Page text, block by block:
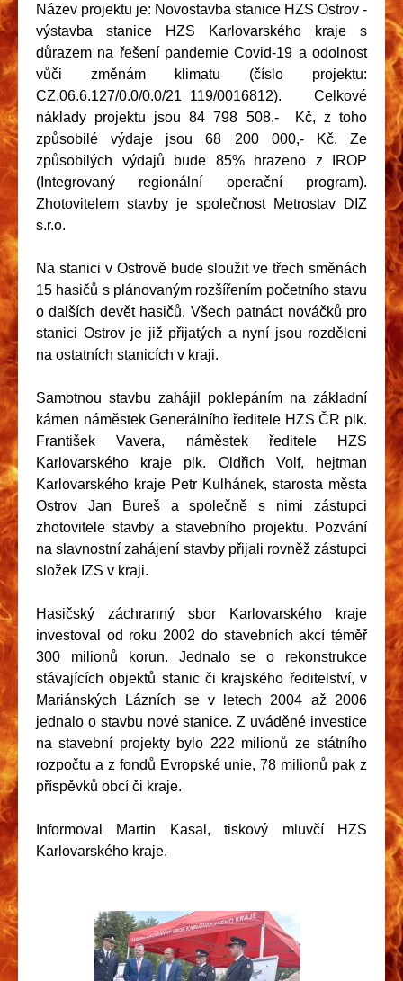
Název projektu je: Novostavba stanice HZS Ostrov -
výstavba stanice HZS Karlovarského kraje s
důrazem na řešení pandemie Covid-19 a odolnost
vůči změnám klimatu (číslo projektu:
CZ.06.6.127/0.0/0.0/21_119/0016812). Celkové
náklady projektu jsou 84 798 508,- Kč, z toho
způsobilé výdaje jsou 68 200 000,- Kč. Ze
způsobilých výdajů bude 85% hrazeno z IROP
(Integrovaný regionální operační program).
Zhotovitelem stavby je společnost Metrostav DIZ
s.r.o.
Na stanici v Ostrově bude sloužit ve třech směnách
15 hasičů s plánovaným rozšířením početního stavu
o dalších devět hasičů. Všech patnáct nováčků pro
stanici Ostrov je již přijatých a nyní jsou rozděleni
na ostatních stanicích v kraji.
Samotnou stavbu zahájil poklepáním na základní
kámen náměstek Generálního ředitele HZS ČR plk.
František Vavera, náměstek ředitele HZS
Karlovarského kraje plk. Oldřich Volf, hejtman
Karlovarského kraje Petr Kulhánek, starosta města
Ostrov Jan Bureš a společně s nimi zástupci
zhotovitele stavby a stavebního projektu. Pozvání
na slavnostní zahájení stavby přijali rovněž zástupci
složek IZS v kraji.
Hasičský záchranný sbor Karlovarského kraje
investoval od roku 2002 do stavebních akcí téměř
300 milionů korun. Jednalo se o rekonstrukce
stávajících objektů stanic či krajského ředitelství, v
Mariánských Lázních se v letech 2004 až 2006
jednalo o stavbu nové stanice. Z uváděné investice
na stavební projekty bylo 222 milionů ze státního
rozpočtu a z fondů Evropské unie, 78 milionů pak z
příspěvků obcí či kraje.
Informoval Martin Kasal, tiskový mluvčí HZS
Karlovarského kraje.